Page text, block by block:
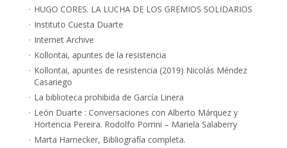
HUGO CORES. LA LUCHA DE LOS GREMIOS SOLIDARIOS
Instituto Cuesta Duarte
Internet Archive
Kollontai, apuntes de la resistencia
Kollontai, apuntes de resistencia (2019) Nicolás Méndez
Casariego
La biblioteca prohibida de García Linera
León Duarte : Conversaciones con Alberto Márquez y
Hortencia Pereira. Rodolfo Porrini – Mariela Salaberry
Marta Harnecker, Bibliografía completa.